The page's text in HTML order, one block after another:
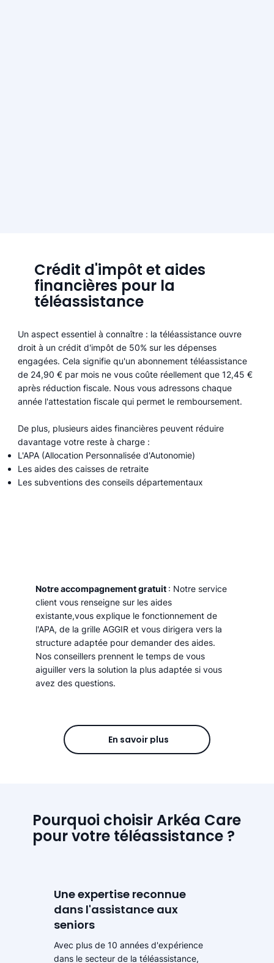
Crédit d'impôt et aides
financières pour la
téléassistance
Un aspect essentiel à connaître : la téléassistance ouvre
droit à un crédit d'impôt de 50% sur les dépenses
engagées. Cela signifie qu'un abonnement téléassistance
de 24,90 € par mois ne vous coûte réellement que 12,45 €
après réduction fiscale. Nous vous adressons chaque
année l'attestation fiscale qui permet le remboursement.
De plus, plusieurs aides financières peuvent réduire
davantage votre reste à charge :
L'APA (Allocation Personnalisée d'Autonomie)
Les aides des caisses de retraite
Les subventions des conseils départementaux
Notre accompagnement gratuit : Notre service
client vous renseigne sur les aides
existante,vous explique le fonctionnement de
l'APA, de la grille AGGIR et vous dirigera vers la
structure adaptée pour demander des aides.
Nos conseillers prennent le temps de vous
aiguiller vers la solution la plus adaptée si vous
avez des questions.
En savoir plus
Pourquoi choisir Arkéa Care
pour votre téléassistance ?
Une expertise reconnue
dans l'assistance aux
seniors
Avec plus de 10 années d'expérience
dans le secteur de la téléassistance,